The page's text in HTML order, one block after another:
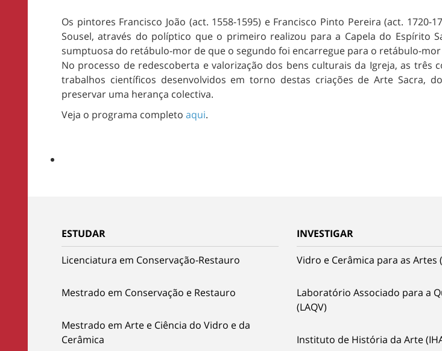
Os pintores Francisco João (act. 1558-1595) e Francisco Pinto Pereira (act.
Sousel, através do políptico que o primeiro realizou para a Capela do Espírito
sumptuosa do retábulo-mor de que o segundo foi encarregue para o retábulo-mor
No processo de redescoberta e valorização dos bens culturais da Igreja, as
trabalhos científicos desenvolvidos em torno destas criações de Arte Sacra,
preservar uma herança colectiva.
Veja o programa completo aqui.
ESTUDAR
Licenciatura em Conservação-Restauro
Mestrado em Conservação e Restauro
Mestrado em Arte e Ciência do Vidro e da
Cerâmica
INVESTIGAR
Vidro e Cerâmica para as Artes
Laboratório Associado para a
(LAQV)
Instituto de História da Arte